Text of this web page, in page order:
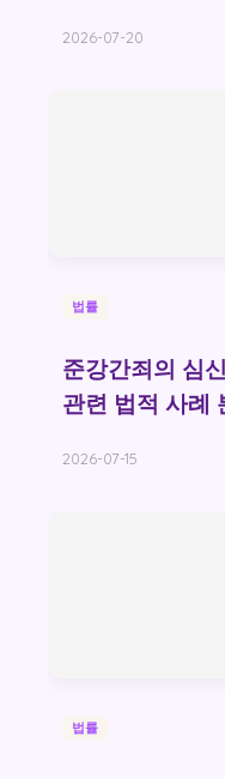
2026-07-20
법률
준강간죄의 심
관련 법적 사례
2026-07-15
법률